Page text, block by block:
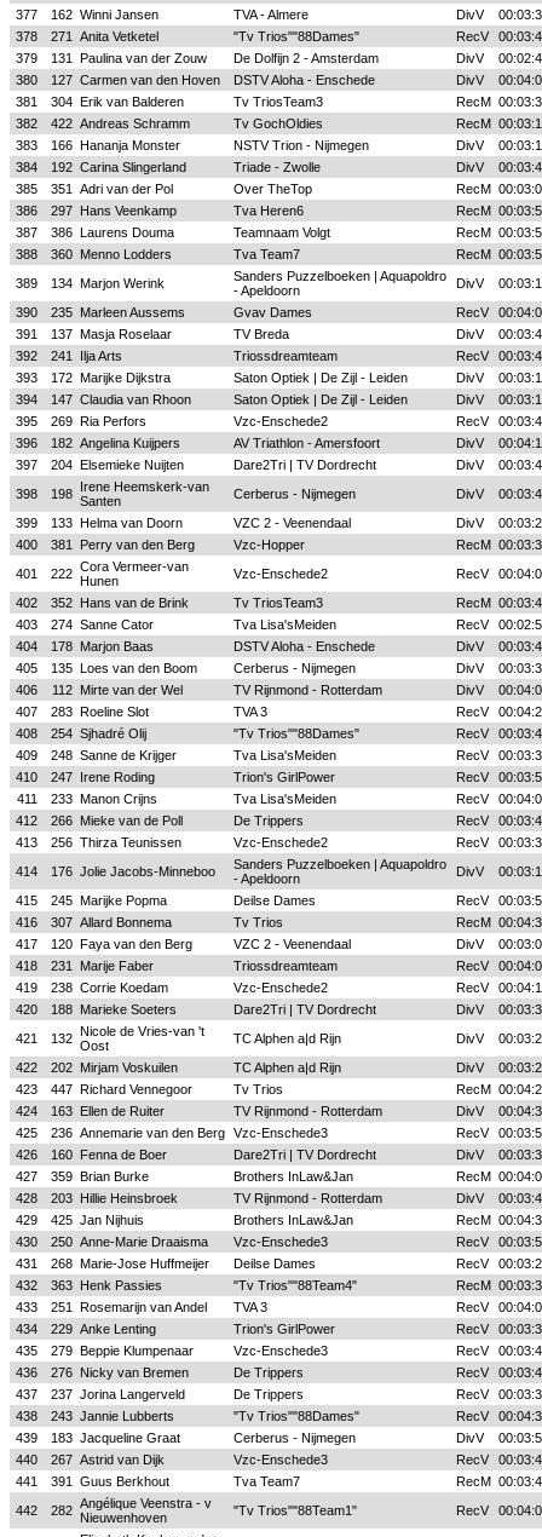
377 162 Winni Jansen TVA - Almere DivV
378
271 Anita Vetketel "Tv Trios""88Dames" RecV
379
131 Paulina van der Zouw De Dolfijn 2 - Amsterdam DivV
380
127 Carmen van den Hoven DSTV Aloha - Enschede DivV
381
304 Erik van Balderen Tv TriosTeam3 RecM
382
422 Andreas Schramm Tv GochOldies RecM
383
166 Hananja Monster NSTV Trion - Nijmegen DivV
384
192 Carina Slingerland Triade - Zwolle DivV
385
351 Adri van der Pol Over TheTop RecM
386
297 Hans Veenkamp Tva Heren6 RecM
387
386 Laurens Douma Teamnaam Volgt RecM
388
360 Menno Lodders Tva Team7 RecM
389
134 Marjon Werink
Sanders Puzzelboeken | Aquapoldro
- Apeldoorn
DivV
390
235 Marleen Aussems Gvav Dames RecV
391
137 Masja Roselaar TV Breda DivV
392
241 Ilja Arts Triossdreamteam RecV
393
172 Marijke Dijkstra Saton Optiek | De Zijl - Leiden DivV
394
147 Claudia van Rhoon Saton Optiek | De Zijl - Leiden DivV
395
269 Ria Perfors Vzc-Enschede2 RecV
396
182 Angelina Kuijpers AV Triathlon - Amersfoort DivV
397
204 Elsemieke Nuijten Dare2Tri | TV Dordrecht DivV
398
198 Irene Heemskerk-van
Santen
Cerberus - Nijmegen DivV
399
133 Helma van Doorn VZC 2 - Veenendaal DivV
400
381 Perry van den Berg Vzc-Hopper RecM
401
222 Cora Vermeer-van
Hunen
Vzc-Enschede2 RecV
402
352 Hans van de Brink Tv TriosTeam3 RecM
403
274 Sanne Cator Tva Lisa'sMeiden RecV
404
178 Marjon Baas DSTV Aloha - Enschede DivV
405
135 Loes van den Boom Cerberus - Nijmegen DivV
406
112 Mirte van der Wel TV Rijnmond - Rotterdam DivV
407
283 Roeline Slot TVA 3 RecV
408
254 Sjhadré Olij "Tv Trios""88Dames" RecV
409
248 Sanne de Krijger Tva Lisa'sMeiden RecV
410
247 Irene Roding Trion's GirlPower RecV
411
233 Manon Crijns Tva Lisa'sMeiden RecV
412
266 Mieke van de Poll De Trippers RecV
413
256 Thirza Teunissen Vzc-Enschede2 RecV
414
176 Jolie Jacobs-Minneboo
Sanders Puzzelboeken | Aquapoldro
- Apeldoorn
DivV
415
245 Marijke Popma Deilse Dames RecV
416
307 Allard Bonnema Tv Trios RecM
417
120 Faya van den Berg VZC 2 - Veenendaal DivV
418
231 Marije Faber Triossdreamteam RecV
419
238 Corrie Koedam Vzc-Enschede2 RecV
420
188 Marieke Soeters Dare2Tri | TV Dordrecht DivV
421
132 Nicole de Vries-van 't
Oost
TC Alphen a|d Rijn DivV
422
202 Mirjam Voskuilen TC Alphen a|d Rijn DivV
423
447 Richard Vennegoor Tv Trios RecM
424
163 Ellen de Ruiter TV Rijnmond - Rotterdam DivV
425
236 Annemarie van den Berg Vzc-Enschede3 RecV
426
160 Fenna de Boer Dare2Tri | TV Dordrecht DivV
427
359 Brian Burke Brothers InLaw&Jan RecM
428
203 Hillie Heinsbroek TV Rijnmond - Rotterdam DivV
429
425 Jan Nijhuis Brothers InLaw&Jan RecM
430
250 Anne-Marie Draaisma Vzc-Enschede3 RecV
431
268 Marie-Jose Huffmeijer Deilse Dames RecV
432
363 Henk Passies "Tv Trios""88Team4" RecM
433
251 Rosemarijn van Andel TVA 3 RecV
434
229 Anke Lenting Trion's GirlPower RecV
435
279 Beppie Klumpenaar Vzc-Enschede3 RecV
436
276 Nicky van Bremen De Trippers RecV
437
237 Jorina Langerveld De Trippers RecV
438
243 Jannie Lubberts "Tv Trios""88Dames" RecV
439
183 Jacqueline Graat Cerberus - Nijmegen DivV
440
267 Astrid van Dijk Vzc-Enschede3 RecV
441
391 Guus Berkhout Tva Team7 RecM
442
282 Angélique Veenstra - v
Nieuwenhoven
"Tv Trios""88Team1" RecV